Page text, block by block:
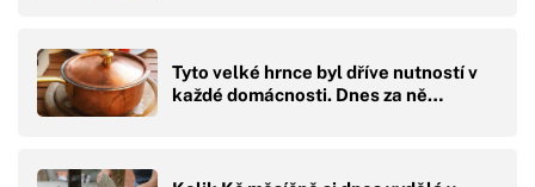
Tyto velké hrnce byl dříve nutností v
každé domácnosti. Dnes za ně…